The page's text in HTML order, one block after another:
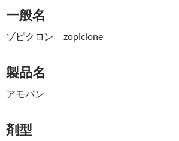
一般名
ゾピクロン zopiclone
製品名
アモバン
剤型